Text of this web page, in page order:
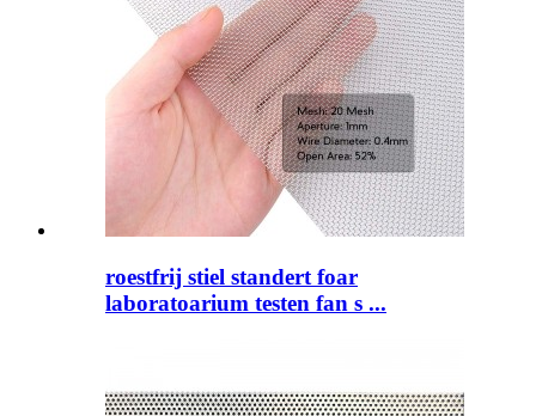
roestfrij stiel standert foar
laboratoarium testen fan s ...